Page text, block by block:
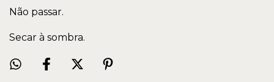
Não passar.
Secar à sombra.